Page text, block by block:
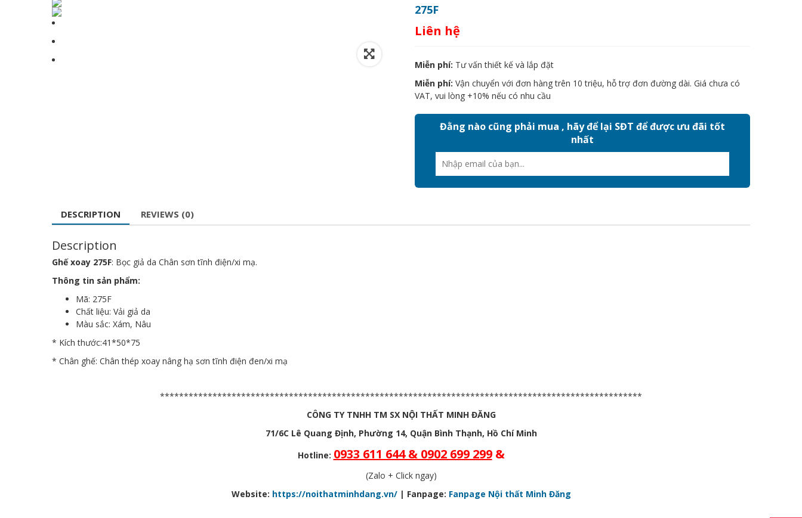
275F
Liên hệ
Miễn phí: Tư vấn thiết kế và lắp đặt
Miễn phí: Vận chuyển với đơn hàng trên 10 triệu, hỗ trợ đơn đường dài. Giá chưa có
VAT, vui lòng +10% nếu có nhu cầu
Đằng nào cũng phải mua , hãy để lại SĐT để được ưu đãi tốt
nhất
DESCRIPTION REVIEWS (0)
Description
Ghế xoay 275F: Bọc giả da Chân sơn tĩnh điện/xi mạ.
Thông tin sản phẩm:
Mã: 275F
Chất liệu: Vải giả da
Màu sắc: Xám, Nâu
* Kích thước:41*50*75
* Chân ghế: Chân thép xoay nâng hạ sơn tĩnh điện đen/xi mạ
*****************************************************************************************************
CÔNG TY TNHH TM SX NỘI THẤT MINH ĐĂNG
71/6C Lê Quang Định, Phường 14, Quận Bình Thạnh, Hồ Chí Minh
Hotline: 0933 611 644 & 0902 699 299 &
(Zalo + Click ngay)
Website: https://noithatminhdang.vn/ | Fanpage: Fanpage Nội thất Minh Đăng